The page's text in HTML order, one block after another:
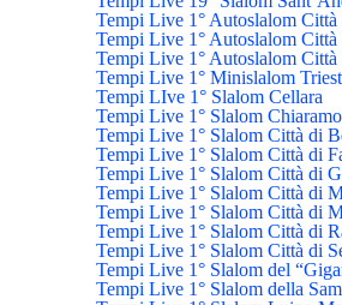
Tempi Live 1° Autoslalom
Tempi Live 1° Autoslalom
Tempi Live 1° Autoslalom
Tempi Live 1° Minislalom
Tempi LIve 1° Slalom Cellara
Tempi Live 1° Slalom
Tempi Live 1° Slalom Città di
Tempi Live 1° Slalom Città di
Tempi Live 1° Slalom Città di
Tempi Live 1° Slalom Città di
Tempi Live 1° Slalom Città di
Tempi Live 1° Slalom Città di
Tempi Live 1° Slalom Città di
Tempi Live 1° Slalom del
Tempi Live 1° Slalom della